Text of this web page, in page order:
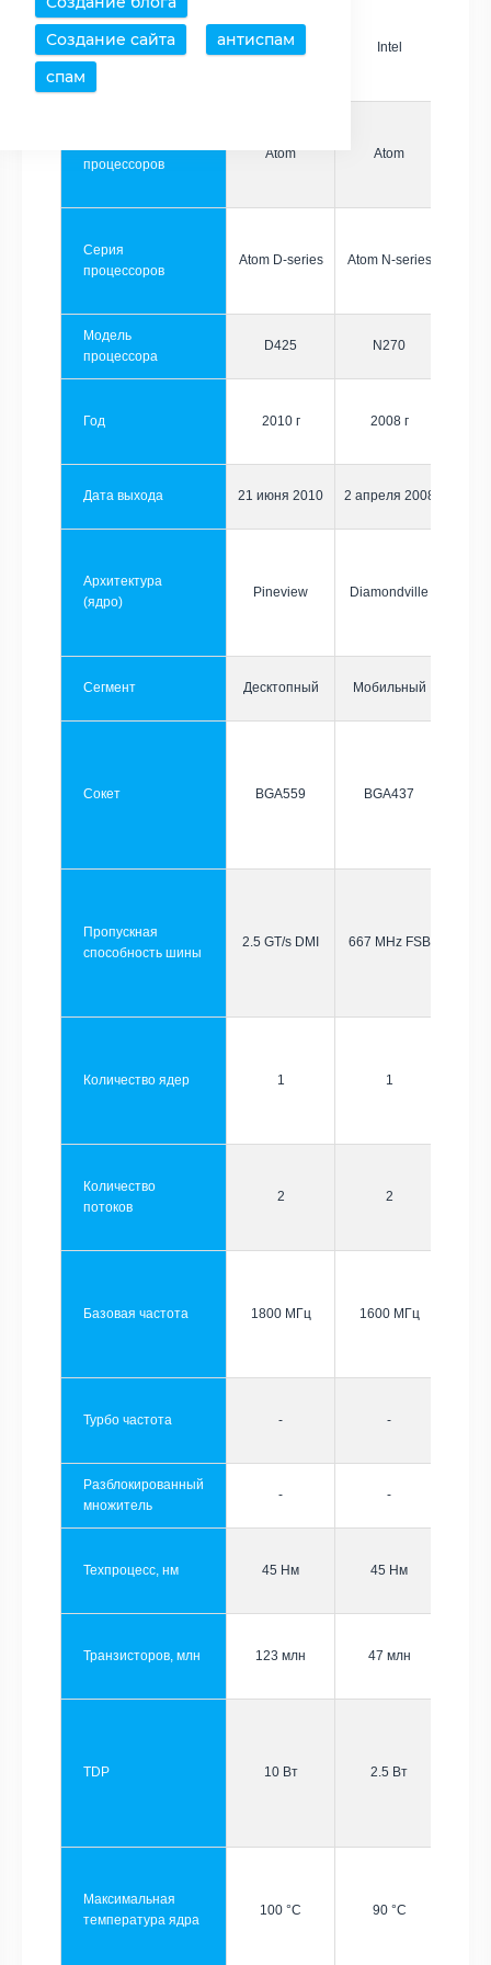
Создание сайта
антиспам
спам
Производитель Intel Intel
процессоров
Atom Atom
Серия
процессоров
Atom D-series Atom N-series
Модель
процессора
D425 N270
Год 2010 г 2008 г
Дата выхода 21 июня 2010 2 апреля 2008
Архитектура
(ядро)
Pineview Diamondville
Сегмент Десктопный Мобильный
Сокет BGA559 BGA437
Пропускная
способность шины
2.5 GT/s DMI 667 MHz FSB
Количество ядер 1 1
Количество
потоков
2 2
Базовая частота 1800 МГц 1600 МГц
Турбо частота - -
Разблокированный
множитель
- -
Техпроцесс, нм 45 Нм 45 Нм
Транзисторов, млн 123 млн 47 млн
TDP 10 Вт 2.5 Вт
Максимальная
температура ядра
100 °C 90 °C